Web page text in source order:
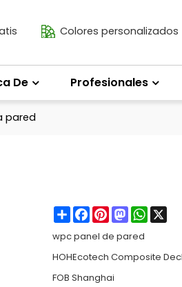
Colores personalizados
De Profesionales
pared
ShareFacebook
PinterestMastodon
wpc panel de pared
HOHEcotech Composite
FOB Shanghai